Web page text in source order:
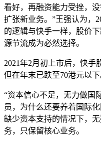
看好，再融资能力受挫，
扩张新业务。”王强认为，
的逻辑与快手一样，股价
源节流成为必然选择。
2021年2月初上市后，快手
但在年末已跌至70港元以下
“资本信心不足，无力做国
员，为什么还要养着国际
缺少资本支持的情况下，
务，只保留核心业务。